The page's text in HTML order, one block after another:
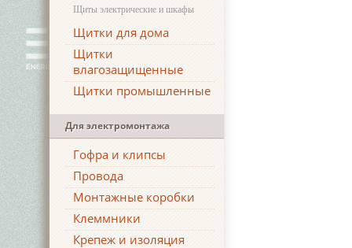
Щиты электрические и шкафы
Щитки для дома
Щитки
влагозащищенные
Щитки промышленные
Для электромонтажа
Гофра и клипсы
Провода
Монтажные коробки
Клеммники
Крепеж и изоляция